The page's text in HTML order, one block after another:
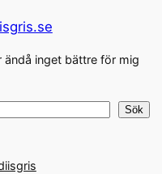
ändå inget bättre för mig
Sök